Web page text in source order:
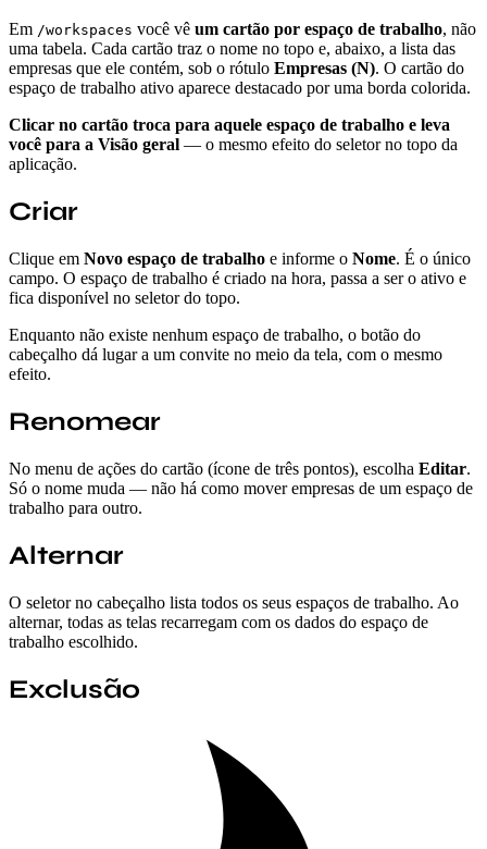
Em /workspaces você vê um cartão por espaço de trabalho, não
uma tabela. Cada cartão traz o nome no topo e, abaixo, a lista das
empresas que ele contém, sob o rótulo Empresas (N). O cartão do
espaço de trabalho ativo aparece destacado por uma borda colorida.
Clicar no cartão troca para aquele espaço de trabalho e leva
você para a Visão geral — o mesmo efeito do seletor no topo da
aplicação.
Criar
Clique em Novo espaço de trabalho e informe o Nome. É o único
campo. O espaço de trabalho é criado na hora, passa a ser o ativo e
fica disponível no seletor do topo.
Enquanto não existe nenhum espaço de trabalho, o botão do
cabeçalho dá lugar a um convite no meio da tela, com o mesmo
efeito.
Renomear
No menu de ações do cartão (ícone de três pontos), escolha Editar.
Só o nome muda — não há como mover empresas de um espaço de
trabalho para outro.
Alternar
O seletor no cabeçalho lista todos os seus espaços de trabalho. Ao
alternar, todas as telas recarregam com os dados do espaço de
trabalho escolhido.
Exclusão